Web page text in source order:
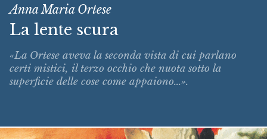
Anna Maria Ortese
La lente scura
«La Ortese aveva la seconda vista di cui parlano
certi mistici, il terzo occhio che nuota sotto la
superficie delle cose come appaiono...».